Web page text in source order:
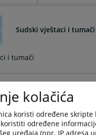
to
calendar
and
select
date.
Press
Sudski vještaci i tumači
kolačića
koristi određene skripte
određene
uređaja (npr. IP adresa